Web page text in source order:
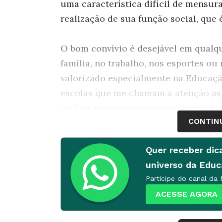
uma característica difícil de
realização de sua função social, que
O bom convívio é desejável em
família, no trabalho, nos esportes
valorizado especialmente na
escolas que me chamam a atenção
melhor relacionamento entre
e comunidade. Posso mostrar que
sempre tão presentes.
Antes de tudo, para um bom
por mais óbvio que pareça, nem
a treinamento e transferência de
chegam a ser evitadas a pretexto de
Quer receber
universo da
Participe do canal da
ACESSE AGORA